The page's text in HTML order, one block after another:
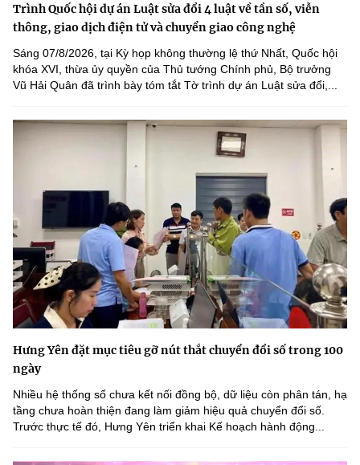
Trình Quốc hội dự án Luật sửa đổi 4 luật về tần số, viễn
thông, giao dịch điện tử và chuyển giao công nghệ
Sáng 07/8/2026, tại Kỳ họp không thường lệ thứ Nhất, Quốc hội
khóa XVI, thừa ủy quyền của Thủ tướng Chính phủ, Bộ trưởng
Vũ Hải Quân đã trình bày tóm tắt Tờ trình dự án Luật sửa đổi,...
Hưng Yên đặt mục tiêu gỡ nút thắt chuyển đổi số trong 100
ngày
Nhiều hệ thống số chưa kết nối đồng bộ, dữ liệu còn phân tán, hạ
tầng chưa hoàn thiện đang làm giảm hiệu quả chuyển đổi số.
Trước thực tế đó, Hưng Yên triển khai Kế hoạch hành động...